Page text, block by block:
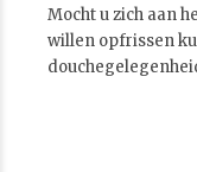
Mocht u zich aan
willen opfrissen